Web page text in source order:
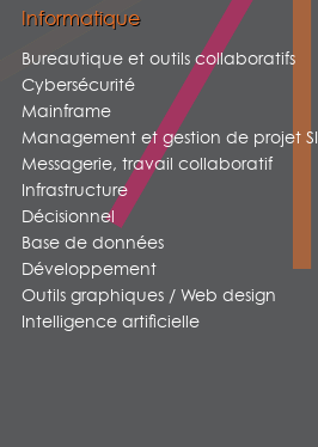
Informatique
Bureautique et outils collaboratifs
Cybersécurité
Mainframe
Management et gestion de projet SI
Messagerie, travail collaboratif
Infrastructure
Décisionnel
Base de données
Développement
Outils graphiques / Web design
Intelligence artificielle